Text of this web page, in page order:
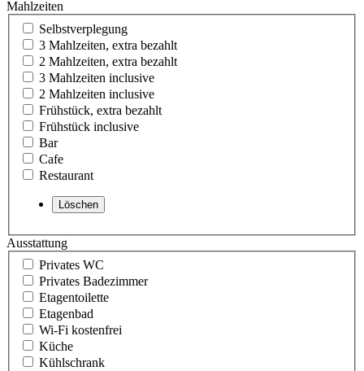
Mahlzeiten
Selbstverplegung
3 Mahlzeiten, extra bezahlt
2 Mahlzeiten, extra bezahlt
3 Mahlzeiten inclusive
2 Mahlzeiten inclusive
Frühstück, extra bezahlt
Frühstück inclusive
Bar
Cafe
Restaurant
Ausstattung
Privates WC
Privates Badezimmer
Etagentoilette
Etagenbad
Wi-Fi kostenfrei
Küche
Kühlschrank